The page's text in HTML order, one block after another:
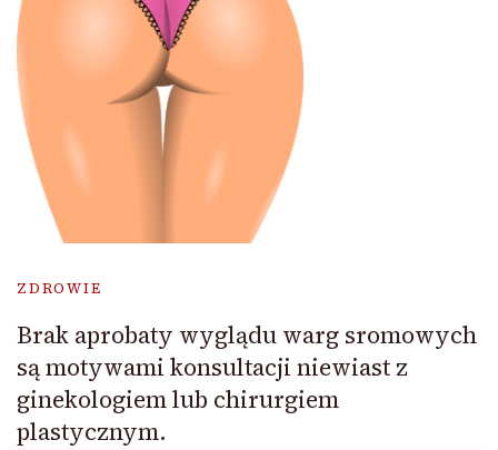
ZDROWIE
Brak aprobaty wyglądu warg sromowych
są motywami konsultacji niewiast z
ginekologiem lub chirurgiem
plastycznym.